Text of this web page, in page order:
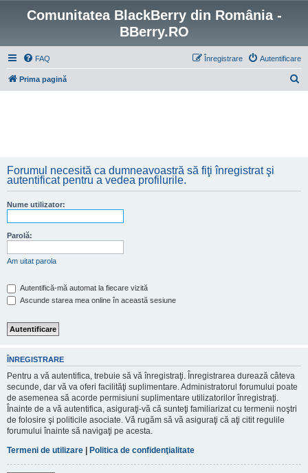
Comunitatea BlackBerry din România -
BBerry.RO
FAQ Autentificare
Înregistrare
Prima pagină
Forumul necesită ca dumneavoastră să fiţi înregistrat şi
autentificat pentru a vedea profilurile.
Nume utilizator:
Parolă:
Am uitat parola
Autentifică-mă automat la fiecare vizită
Ascunde starea mea online în această sesiune
ÎNREGISTRARE
Pentru a vă autentifica, trebuie să vă înregistraţi. Înregistrarea durează câteva
secunde, dar vă va oferi facilităţi suplimentare. Administratorul forumului poate
de asemenea să acorde permisiuni suplimentare utilizatorilor înregistraţi.
Înainte de a vă autentifica, asiguraţi-vă că sunteţi familiarizat cu termenii noştri
de folosire şi politicile asociate. Vă rugăm să vă asiguraţi că aţi citit regulile
forumului înainte să navigaţi pe acesta.
Termeni de utilizare | Politica de confidenţialitate